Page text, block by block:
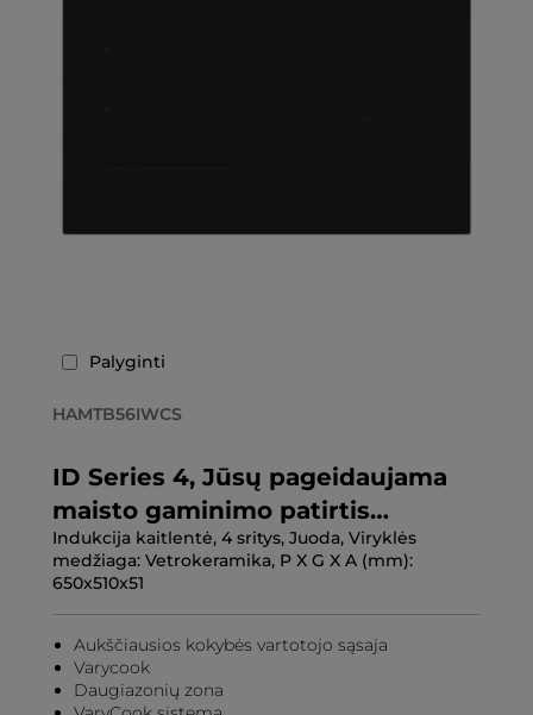
Palyginti
HAMTB56IWCS
ID Series 4, Jūsų pageidaujama
maisto gaminimo patirtis
Kaitlentės
Indukcija kaitlentė, 4 sritys, Juoda, Viryklės
medžiaga: Vetrokeramika, P X G X A (mm):
650x510x51
Aukščiausios kokybės vartotojo sąsaja
Varycook
Daugiazonių zona